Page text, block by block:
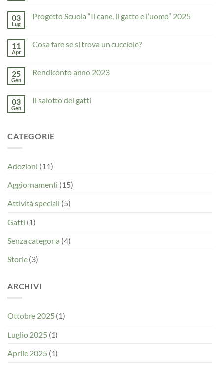
Ci
a
4
03
Lug
Progetto Scuola “Il cane, il gatto e l’uomo” 2025
Progetto
il
gatto
11
Apr
Cosa fare se si trova un cucciolo?
Cosa
trova
un
25
Gen
Rendiconto anno 2023
Rendiconto
03
Gen
Il salotto dei gatti
salotto
CATEGORIE
Adozioni (11)
Aggiornamenti (15)
Attività speciali (5)
Gatti (1)
Senza categoria (4)
Storie (3)
ARCHIVI
Ottobre 2025 (1)
Luglio 2025 (1)
Aprile 2025 (1)